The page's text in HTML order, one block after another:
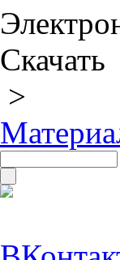
Скачать
>